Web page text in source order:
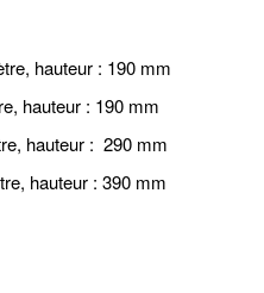
hauteur : 190 mm
hauteur : 190 mm
hauteur : 290 mm
hauteur : 390 mm